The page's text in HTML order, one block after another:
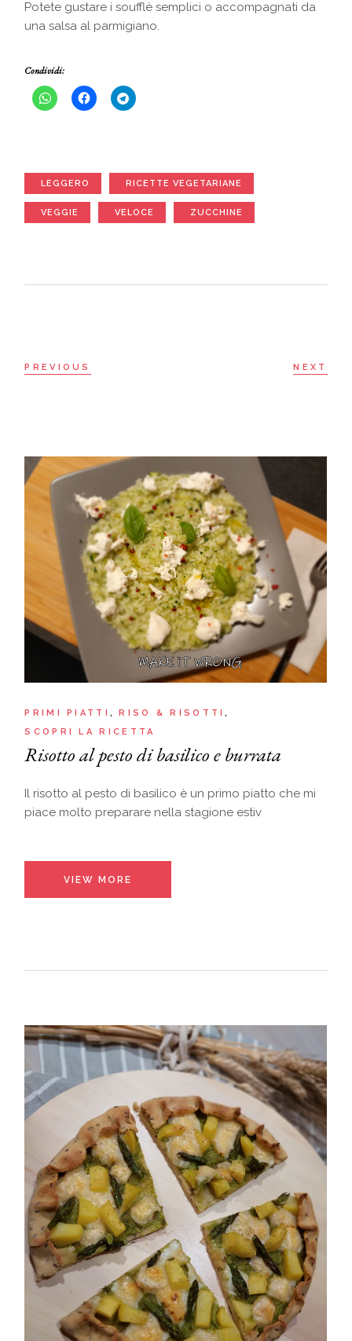
Potete gustare i soufflè semplici o accompagnati da
una salsa al parmigiano.
Condividi:
LEGGERO RICETTE VEGETARIANE
VEGGIE VELOCE ZUCCHINE
PREVIOUS NEXT
PRIMI PIATTI
RISO & RISOTTI
SCOPRI LA RICETTA
Risotto al pesto di basilico e burrata
Il risotto al pesto di basilico è un primo piatto che mi
piace molto preparare nella stagione estiv
VIEW MORE